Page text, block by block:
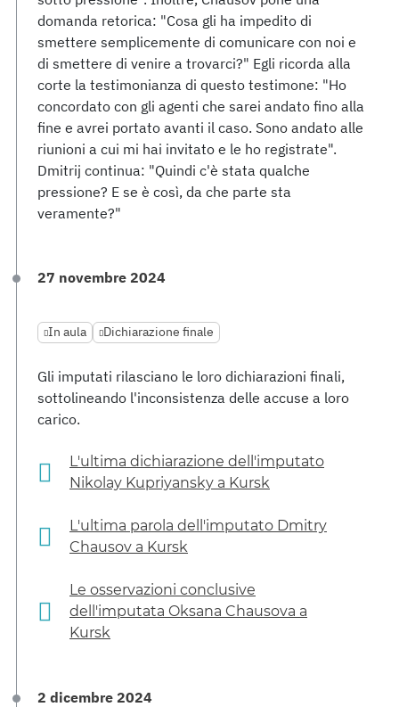
domanda retorica: "Cosa gli ha impedito di
smettere semplicemente di comunicare con noi e
di smettere di venire a trovarci?" Egli ricorda alla
corte la testimonianza di questo testimone: "Ho
concordato con gli agenti che sarei andato fino alla
fine e avrei portato avanti il caso. Sono andato alle
riunioni a cui mi hai invitato e le ho registrate".
Dmitrij continua: "Quindi c'è stata qualche
pressione? E se è così, da che parte sta
veramente?"
27 novembre 2024
In aula Dichiarazione finale
Gli imputati rilasciano le loro dichiarazioni finali,
sottolineando l'inconsistenza delle accuse a loro
carico.
L'ultima dichiarazione dell'imputato
Nikolay Kupriyansky a Kursk
L'ultima parola dell'imputato Dmitry
Chausov a Kursk
Le osservazioni conclusive
dell'imputata Oksana Chausova a
Kursk
2 dicembre 2024